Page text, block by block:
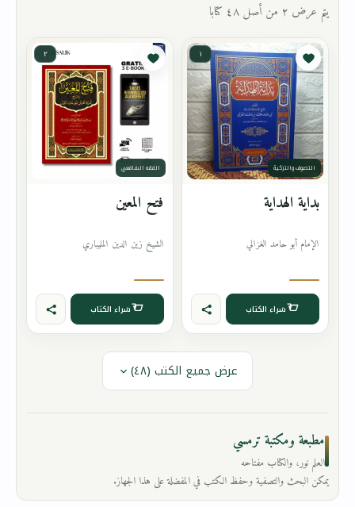
يتم عرض ٢ من أصل ٤٨ كتابا
١
التصوف والتزكية
بداية الهداية
الإمام أبو حامد الغزالي
شراء الكتاب
٢
الفقه الشافعي
فتح المعين
الشيخ زين الدين المليباري
شراء الكتاب
عرض جميع الكتب (٤٨)
مطبعة ومكتبة ترمسي
العلم نور، والكتاب مفتاحه
يمكن البحث والتصفية وحفظ الكتب في المفضلة على هذا الجهاز.